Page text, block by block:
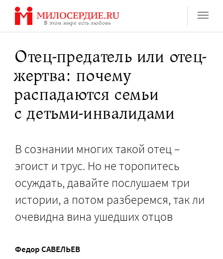
Перейти
содержанию
Отец-предатель или отец-
жертва: почему
распадаются семьи
с детьми-инвалидами
В сознании многих такой отец –
эгоист и трус. Но не торопитесь
осуждать, давайте послушаем три
истории, а потом разберемся, так ли
очевидна вина ушедших отцов
Федор САВЕЛЬЕВ